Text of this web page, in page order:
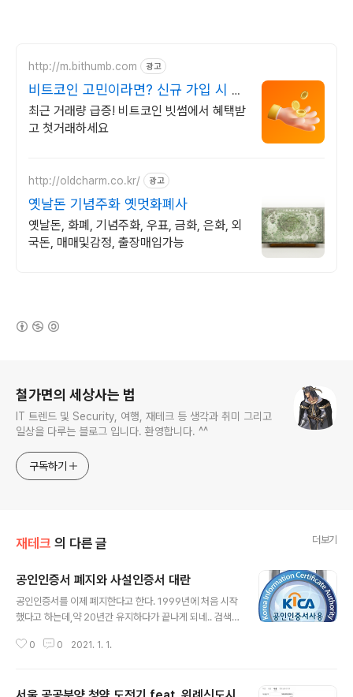
http://m.bithumb.com 광고
비트코인 고민이라면? 신규 가입 시 5
만원 혜택
최근 거래량 급증! 비트코인 빗썸에서 혜택받
고 첫거래하세요
http://oldcharm.co.kr/ 광고
옛날돈 기념주화 옛멋화폐사
옛날돈, 화폐, 기념주화, 우표, 금화, 은화, 외
국돈, 매매및감정, 출장매입가능
철가면의 세상사는 법
IT 트렌드 및 Security, 여행, 재테크 등 생각과 취미 그리고
일상을 다루는 블로그 입니다. 환영합니다. ^^
구독하기
재테크 의 다른 글 더보기
공인인증서 폐지와 사설인증서 대란
공인인증서를 이제 폐지한다고 한다. 1999년에 처음 시작
했다고 하는데,약 20년간 유지하다가 끝나게 되네.. 검색
안성 결여,그리고 인증서의 짧은 유효기간 이라고 하지만..
0 0 2021. 1. 1.